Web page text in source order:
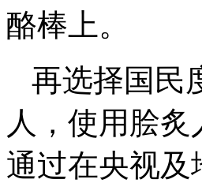
酪棒上。
再选择国民
人，使用脍
通过在央视